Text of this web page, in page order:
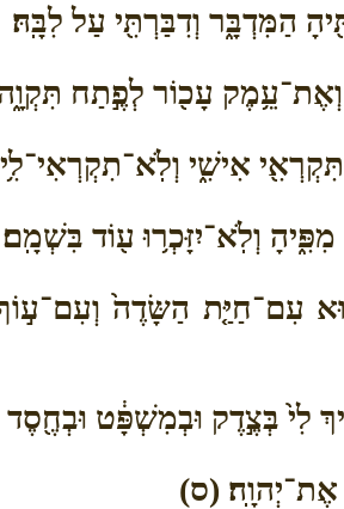
הַמִּדְבָּ֑ר וְדִבַּרְתִּ֖י עַל לִבָּֽהּ׃
עָכ֖וֹר לְפֶ֣תַח
אִישִׁ֑י וְלֹֽא־תִקְרְאִי־לִ֥י
וְלֹֽא־יִזָּכְר֥וּ ע֖וֹד בִּשְׁמָֽם׃
עִם־חַיַּ֤ת הַשָּׂדֶה֙
לִי֙ בְּצֶ֣דֶק וּבְמִשְׁפָּ֔ט וּבְחֶ֖סֶד
(ס)